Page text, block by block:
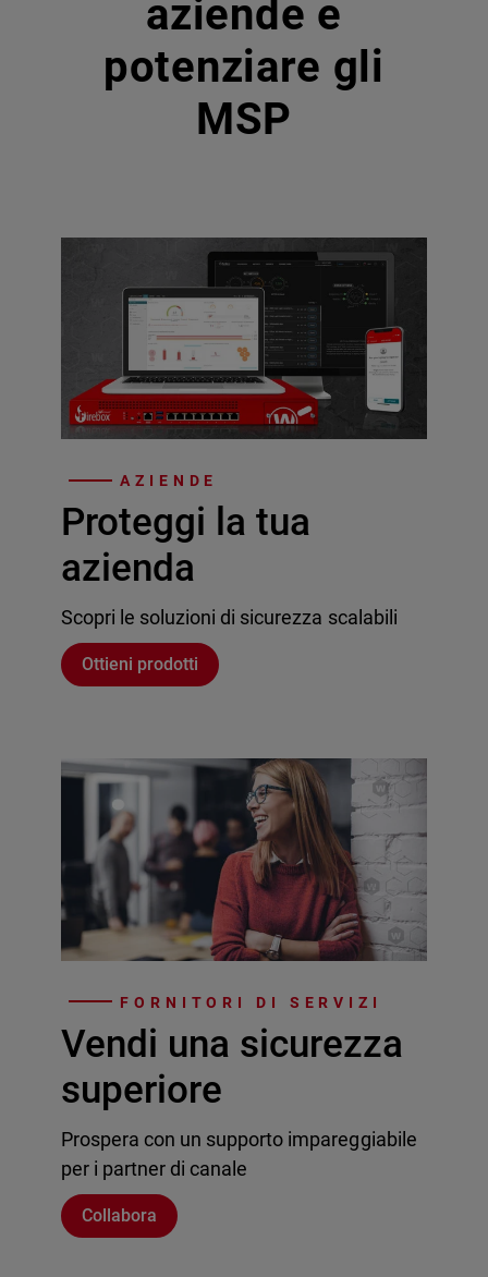
aziende e
potenziare gli
MSP
AZIENDE
Proteggi la tua
azienda
Scopri le soluzioni di sicurezza scalabili
Ottieni prodotti
FORNITORI DI SERVIZI
Vendi una sicurezza
superiore
Prospera con un supporto impareggiabile
per i partner di canale
Collabora